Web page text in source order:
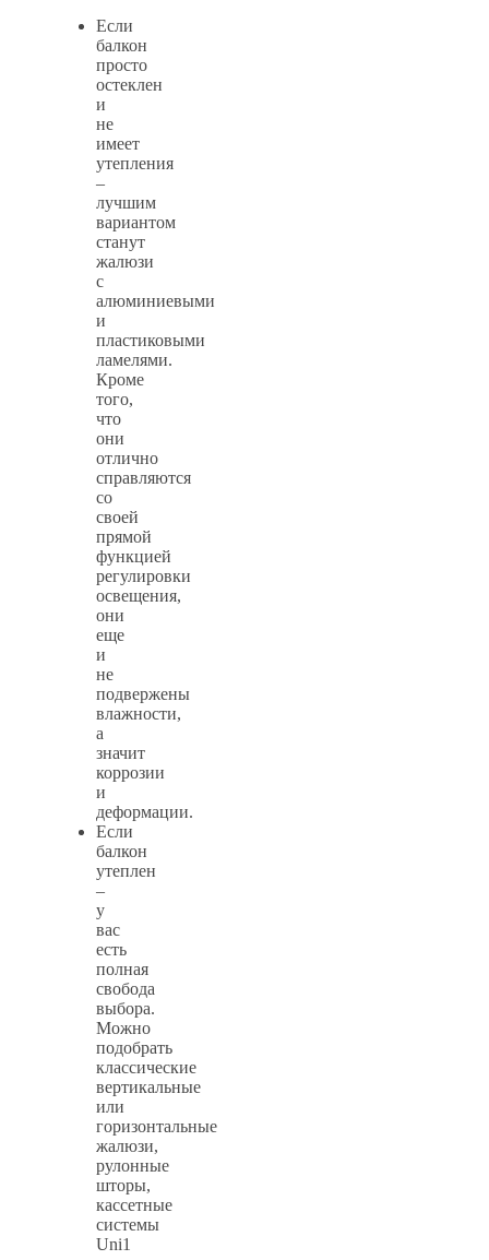
Если
балкон
просто
остеклен
и
не
имеет
утепления
–
лучшим
вариантом
станут
жалюзи
с
алюминиевыми
и
пластиковыми
ламелями.
Кроме
того,
что
они
отлично
справляются
со
своей
прямой
функцией
регулировки
освещения,
они
еще
и
не
подвержены
влажности,
а
значит
коррозии
и
деформации.
Если
балкон
утеплен
–
у
вас
есть
полная
свобода
выбора.
Можно
подобрать
классические
вертикальные
или
горизонтальные
жалюзи,
рулонные
шторы,
кассетные
системы
Uni1